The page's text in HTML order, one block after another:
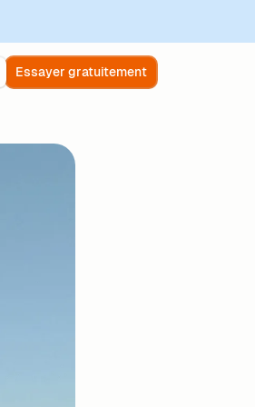
Essayer gratuitement